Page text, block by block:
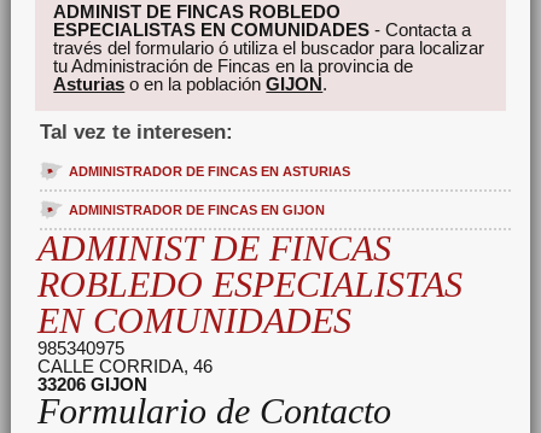
ADMINIST DE FINCAS ROBLEDO
ESPECIALISTAS EN COMUNIDADES - Contacta a
través del formulario ó utiliza el buscador para localizar
tu Administración de Fincas en la provincia de
Asturias o en la poblaciónGIJON.
Tal vez te interesen:
ADMINISTRADOR DE FINCAS EN ASTURIAS
ADMINISTRADOR DE FINCAS EN GIJON
ADMINIST DE FINCAS
ROBLEDO ESPECIALISTAS
EN COMUNIDADES
985340975
CALLE CORRIDA, 46
33206 GIJON
Formulario de Contacto